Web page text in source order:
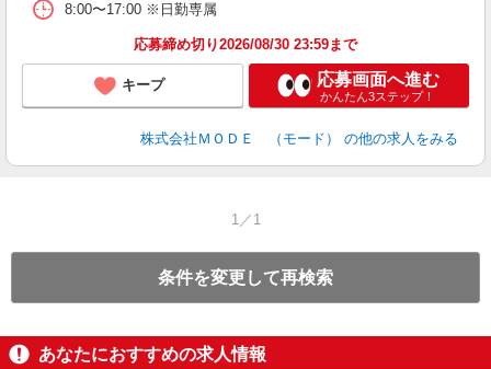
8:00〜17:00 ※日勤専属
応募締め切り2026/08/30 23:59まで
キープ 応募画面へ進む
かんたん3ステップ！
株式会社ＭＯＤＥ （モード） の他の求人をみる
1／1
条件を変更して再検索
あなたにおすすめの求人情報